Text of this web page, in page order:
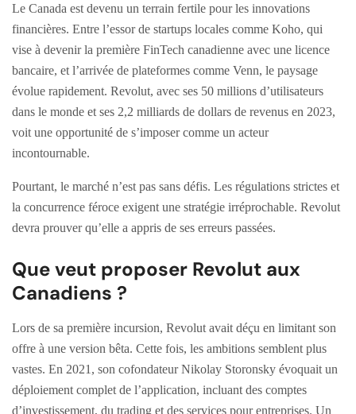
Le Canada est devenu un terrain fertile pour les innovations
financières. Entre l’essor de startups locales comme Koho, qui
vise à devenir la première FinTech canadienne avec une licence
bancaire, et l’arrivée de plateformes comme Venn, le paysage
évolue rapidement. Revolut, avec ses 50 millions d’utilisateurs
dans le monde et ses 2,2 milliards de dollars de revenus en 2023,
voit une opportunité de s’imposer comme un acteur
incontournable.
Pourtant, le marché n’est pas sans défis. Les régulations strictes et
la concurrence féroce exigent une stratégie irréprochable. Revolut
devra prouver qu’elle a appris de ses erreurs passées.
Que veut proposer Revolut aux
Canadiens ?
Lors de sa première incursion, Revolut avait déçu en limitant son
offre à une version bêta. Cette fois, les ambitions semblent plus
vastes. En 2021, son cofondateur Nikolay Storonsky évoquait un
déploiement complet de l’application, incluant des comptes
d’investissement, du trading et des services pour entreprises. Un